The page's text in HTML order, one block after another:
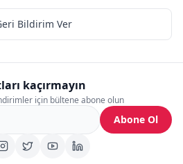
Bildirim Ver
kaçırmayın
için bültene abone olun
Abone Ol